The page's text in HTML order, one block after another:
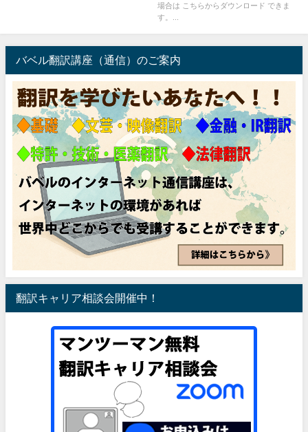
場合は こちらからダウンロード できま
す。...
バベル翻訳講座（通信）のご案内
翻訳キャリア相談会開催中！